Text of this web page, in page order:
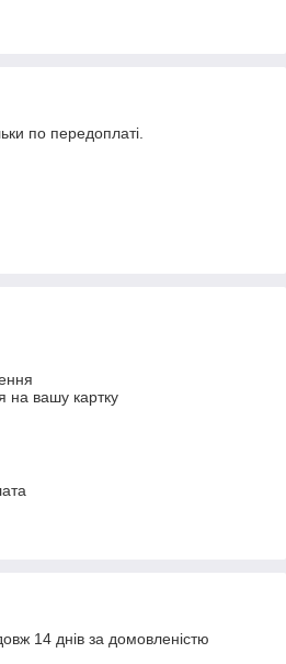
по передоплаті.
на вашу картку
14 днів за домовленістю